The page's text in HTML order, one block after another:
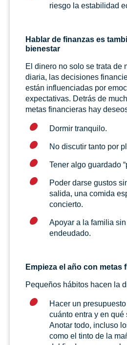
riesgo la estabilidad
Hablar de finanzas es
bienestar
El dinero no solo se trata de
diaria, las decisiones
están influenciadas por
expectativas. Detrás de
metas financieras hay
Dormir tranquilo.
No discutir tanto por
Tener algo guardado
Poder darse gustos
salida, una comida
concierto.
Apoyar a la familia
endeudado.
Empieza el año con metas
Pequeños hábitos hacen la
Hacer un
cuánto entra y en qué
Anotar todo, incluso
como el tinto de la